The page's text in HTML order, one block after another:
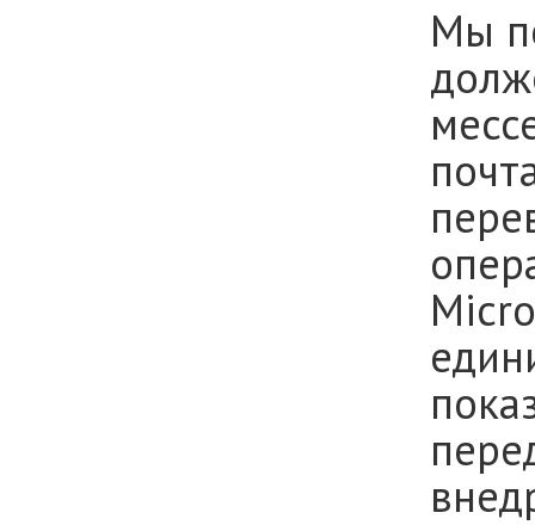
Мы